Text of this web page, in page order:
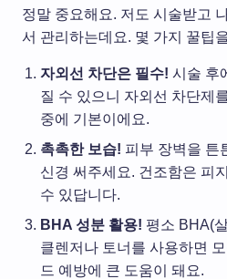
정말 중요해요. 저도 시술받고
서 관리하는데요. 몇 가지 꿀팁
자외선 차단은 필수! 시술 후
질 수 있으니 자외선 차단제
중에 기본이에요.
촉촉한 보습! 피부 장벽을 튼
신경 써주세요. 건조함은 피
수 있답니다.
BHA 성분 활용! 평소 BHA(
클렌저나 토너를 사용하면
드 예방에 큰 도움이 돼요.